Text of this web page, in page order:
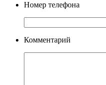
Номер телефона
Комментарий